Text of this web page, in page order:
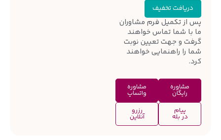
پس از تکمیل فرم مشاوران
ما با شما تماس خواهند
گرفت و جهت تعیین نوبت
شما را راهنمایی خواهند
کرد.
مشاوره
رایگان
مشاوره
واتساپ
پیام
در بله
رزرو
آنلاین